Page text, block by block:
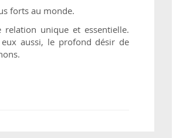
forts au monde.
unique et essentielle.
aussi, le profond désir de